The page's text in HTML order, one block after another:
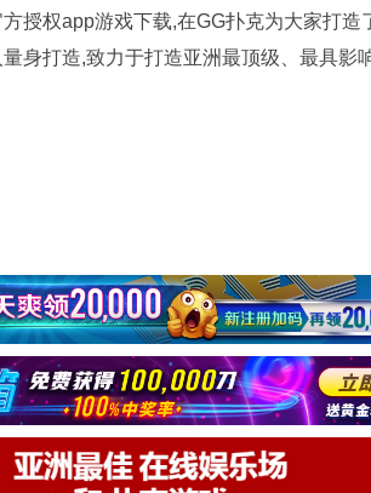
授权app游戏下载,在GG扑克为大家打造
身打造,致力于打造亚洲最顶级、最具影